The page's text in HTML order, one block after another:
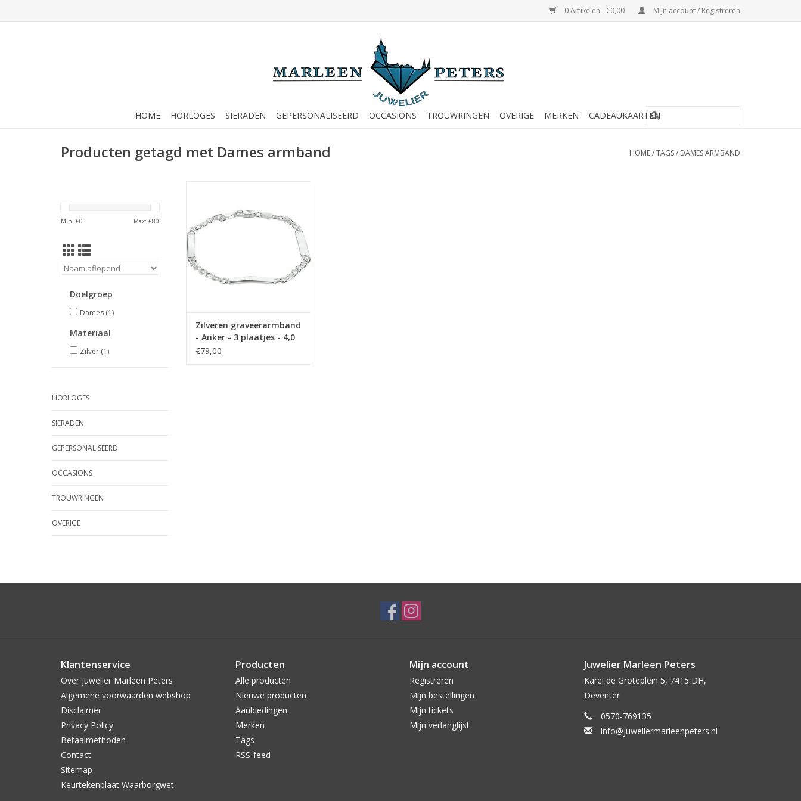
0 Artikelen - €0,00 Mijn account / Registreren
HOME HORLOGES SIERADEN GEPERSONALISEERD OCCASIONS TROUWRINGEN OVERIGE MERKEN CADEAUKAARTEN
Producten getagd met Dames armband HOME/TAGS/ DAMES ARMBAND
Min: €0 Max: €80
Doelgroep
Dames (1)
Materiaal
Zilver (1)
HORLOGES
SIERADEN
GEPERSONALISEERD
OCCASIONS
TROUWRINGEN
OVERIGE
TOEVOEGEN AAN WINKELWAGEN
Zilveren graveerarmband
- Anker - 3 plaatjes - 4,0
mm - 19 cm
€79,00
Klantenservice
Over juwelier Marleen Peters
Algemene voorwaarden webshop
Disclaimer
Privacy Policy
Betaalmethoden
Contact
Sitemap
Keurtekenplaat Waarborgwet
Producten
Alle producten
Nieuwe producten
Aanbiedingen
Merken
Tags
RSS-feed
Mijn account
Registreren
Mijn bestellingen
Mijn tickets
Mijn verlanglijst
Juwelier Marleen Peters
Karel de Groteplein 5, 7415 DH,
Deventer
0570-769135
info@juweliermarleenpeters.nl